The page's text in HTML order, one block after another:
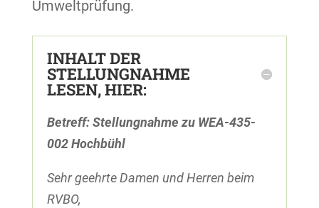
Umweltprüfung.
INHALT DER
STELLUNGNAHME
LESEN, HIER:
Betreff: Stellungnahme zu WEA-435-
002 Hochbühl
Sehr geehrte Damen und Herren beim
RVBO,